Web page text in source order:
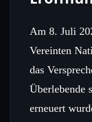
Am 8. Juli
Vereinten
das
Überlebende
erneuert